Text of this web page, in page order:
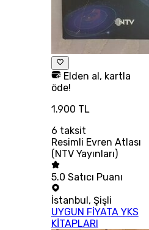
Elden al, kartla
öde!
1.900 TL
6 taksit
Resimli Evren Atlası
(NTV Yayınları)
5.0 Satıcı Puanı
İstanbul, Şişli
UYGUN FİYATA YKS
KİTAPLARI